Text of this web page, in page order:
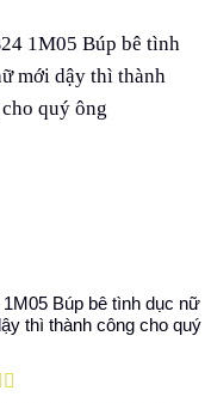
1M05 Búp bê tình dục nữ
thì thành công cho quý